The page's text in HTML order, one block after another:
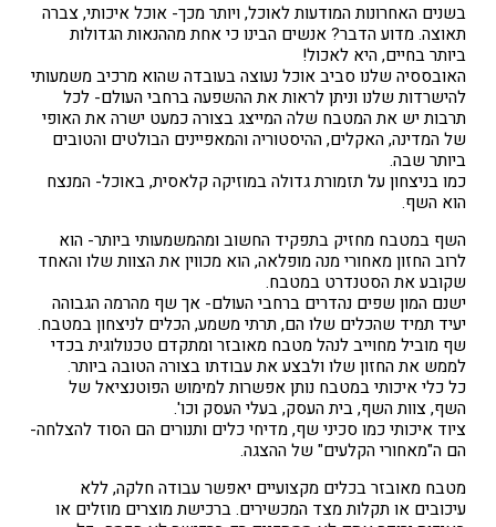
בשנים האחרונות המודעות לאוכל, ויותר מכך- אוכל איכותי, צברה
תאוצה. מדוע הדבר? אנשים הבינו כי אחת מההנאות הגדולות
ביותר בחיים, היא לאכול!
האובססיה שלנו סביב אוכל נעוצה בעובדה שהוא מרכיב משמעותי
להישרדות שלנו וניתן לראות את ההשפעה ברחבי העולם- לכל
תרבות יש את המטבח שלה המייצג בצורה כמעט ישרה את האופי
של המדינה, האקלים, ההיסטוריה והמאפיינים הבולטים והטובים
ביותר שבה.
כמו בניצחון על תזמורת גדולה במוזיקה קלאסית, באוכל- המנצח
הוא השף.
השף במטבח מחזיק בתפקיד החשוב ומהמשמעותי ביותר- הוא
לרוב החזון מאחורי מנה מופלאה, הוא מכווין את הצוות שלו והאחד
שקובע את הסטנדרט במטבח.
ישנם המון שפים נהדרים ברחבי העולם- אך שף מהרמה הגבוהה
יעיד תמיד שהכלים שלו הם, תרתי משמע, הכלים לניצחון במטבח.
שף מוביל מחוייב לנהל מטבח מאובזר ומתקדם טכנולוגית בכדי
לממש את החזון שלו ולבצע את עבודתו בצורה הטובה ביותר.
כל כלי איכותי במטבח נותן אפשרות למימוש הפוטנציאל של
השף, צוות השף, בית העסק, בעלי העסק וכו'.
ציוד איכותי כמו סכיני שף, מדיחי כלים ותנורים הם הסוד להצלחה-
הם ה"מאחורי הקלעים" של ההצגה.
מטבח מאובזר בכלים מקצועיים יאפשר עבודה חלקה, ללא
עיכובים או תקלות מצד המכשירים. ברכישת מוצרים מוזלים או